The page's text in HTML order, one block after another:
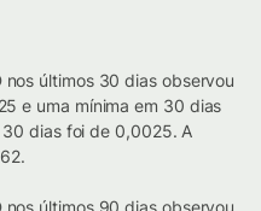
nos últimos 30 dias observou
e uma mínima em 30 dias
dias foi de 0,0025. A